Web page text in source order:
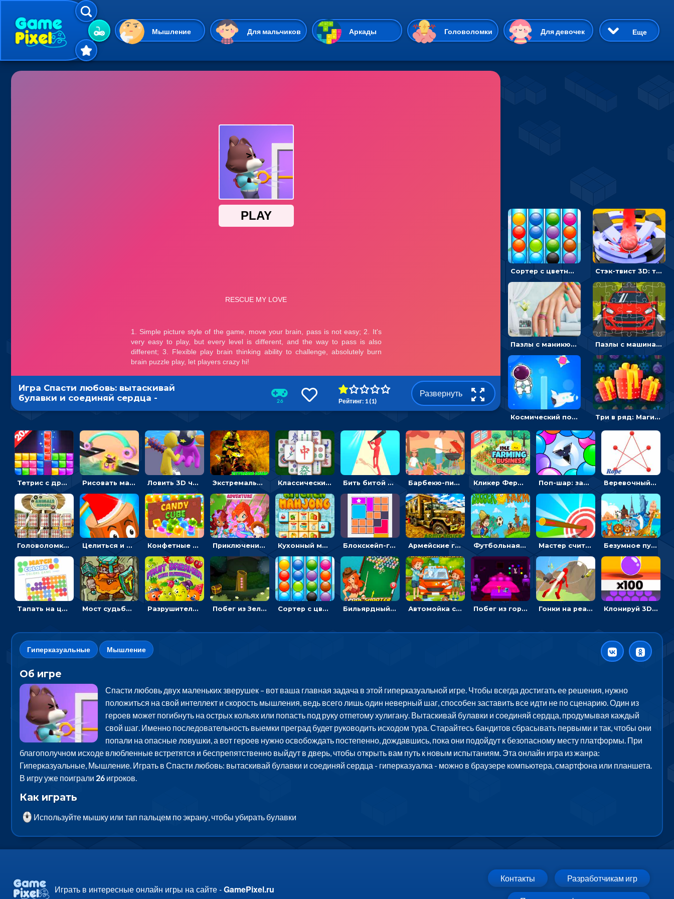
Мышление Для мальчиков Аркады Головоломки Для девочек
Гиперказуальные Казуальные Веселые 3D Приключения
Симуляторы
Пасьянс
Еще
Сортер с цветными шариками: размещать в колбах по цвету Стэк-твист 3D: тапай по шарику, чтобы разбивать платформы
Пазлы с маникюром: собери идеальный рисунок для ногтей Пазлы с машинами Форд: собирать картинки и открывать новые
Космический побег: двигать космонавта, чтобы попасть к кораблю Три в ряд: Магические рождественские драгоценности
Игра Спасти любовь: вытаскивай
булавки и соединяй сердца -
гиперказуалка
26 Рейтинг: 1 (1)
Развернуть
Тетрис с драгоценными камнями: расставляй блоки, чтобы получить линию - головоломка Рисовать машину и выигрывать гонку - для мальчиков Ловить 3D человечком своего цвета и собирать драгоценности - гиперказуалка Экстремальные пазлы с квадроциклами: собирать крутые тачки Классический маджонг на время: находить пары одинаковых плиток, чтобы расчищать поле Бить битой по шарику, чтобы сбивать кубики с буквами на пути к финишу - 3D Барбекю-пикник: искать скрытые предметы на картинках - головоломка Кликер Фермерский бизнес: расти овощи, чтобы богатеть Поп-шар: запускать колючку, чтобы лопать воздушные шарики Веревочный мастер: двигай узелки и развязывай их
Головоломка с животными: переворачивать карточки, чтобы находить пару Целиться и метать топор в 3D мишени Конфетные кубики: двигать сладости в сторону, чтобы стрелять по целям Приключения Клуба Винкс: менять дорожки, чтобы собирать кристаллы Кухонный маджонг: соединять пары посуды и расчищать поле Блокскейп-головоломка: двигать блоки, чтобы достать элемент со звездой Армейские грузовики в пазлах: собери военную машину Футбольная ферма: бей по мячу, чтобы забивать в ворота и ловить звезды Мастер считать стрелы: увеличивать запас, чтобы поразить больше целей Безумное путешествие друзей по миру: собирать пазлы из фото с животными
Тапать на цветные точки, чтобы взрывать одинаковые - три в ряд Мост судьбы: прыгать по платформам и бить молотом орков Разрушитель фруктов: стрелять ягодами по ананасам Побег из Зеленого парка: решай ребусы, чтобы выбраться на свободу Сортер с цветными шариками: размещать в колбах по цвету Бильярдный пул: стрелять шариками, чтобы взрывать одинаковые Автомойка со скрытыми звездами: ищи на время Побег из горной деревни: решай головоломки, чтобы открыть ворота Гонки на реактивном ранце: избегать преград, чтобы лететь к финишу Клонируй 3D шарики и сливай их в воронку
Гиперказуальные Мышление
Об игре
Спасти любовь двух маленьких зверушек – вот ваша главная задача в этой гиперказуальной игре. Чтобы всегда достигать ее решения, нужно
положиться на свой интеллект и скорость мышления, ведь всего лишь один неверный шаг, способен заставить все идти не по сценарию. Один из
героев может погибнуть на острых кольях или попасть под руку отпетому хулигану. Вытаскивай булавки и соединяй сердца, продумывая каждый
свой шаг. Именно последовательность выемки преград будет руководить исходом тура. Старайтесь бандитов сбрасывать первыми и так, чтобы они
попали на опасные ловушки, а вот героев нужно освобождать постепенно, дождавшись, пока они подойдут к безопасному месту платформы. При
благополучном исходе влюбленные встретятся и беспрепятственно выйдут в дверь, чтобы открыть вам путь к новым испытаниям. Эта онлайн игра из жанра:
Гиперказуальные, Мышление. Играть в Спасти любовь: вытаскивай булавки и соединяй сердца - гиперказуалка - можно в браузере компьютера, смартфона или планшета.
В игру уже поиграли 26игроков.
Как играть
Используйте мышку или тап пальцем по экрану, чтобы убирать булавки
Играть в интересные онлайн игры на сайте -GamePixel.ru
Контакты Разработчикам игр